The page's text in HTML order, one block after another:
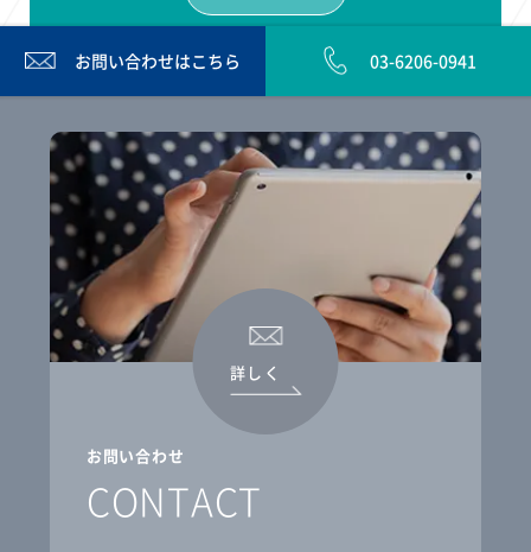
お問い合わせはこちら 03-6206-0941
お問い合わせ
CONTACT
詳しく